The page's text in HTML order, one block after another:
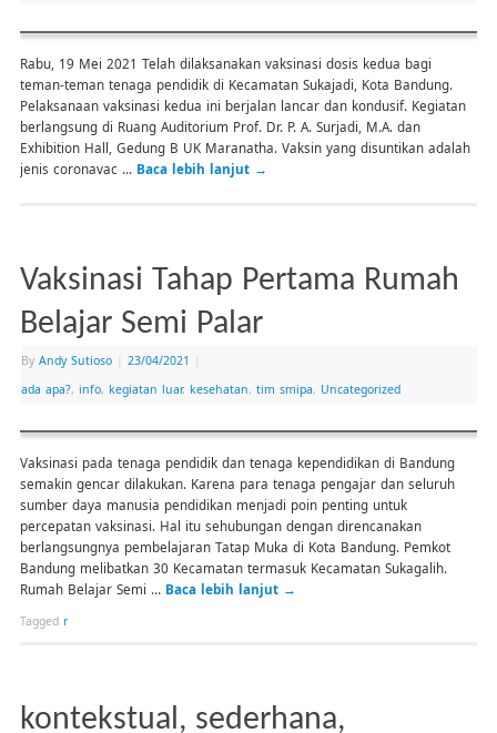
Rabu, 19 Mei 2021 Telah dilaksanakan vaksinasi dosis kedua bagi
teman-teman tenaga pendidik di Kecamatan Sukajadi, Kota Bandung.
Pelaksanaan vaksinasi kedua ini berjalan lancar dan kondusif. Kegiatan
berlangsung di Ruang Auditorium Prof. Dr. P. A. Surjadi, M.A. dan
Exhibition Hall, Gedung B UK Maranatha. Vaksin yang disuntikan adalah
jenis coronavac … Baca lebih lanjut →
Vaksinasi Tahap Pertama Rumah
Belajar Semi Palar
By Andy Sutioso 23/04/2021
ada apa?, info, kegiatan luar, kesehatan, tim smipa, Uncategorized
Vaksinasi pada tenaga pendidik dan tenaga kependidikan di Bandung
semakin gencar dilakukan. Karena para tenaga pengajar dan seluruh
sumber daya manusia pendidikan menjadi poin penting untuk
percepatan vaksinasi. Hal itu sehubungan dengan direncanakan
berlangsungnya pembelajaran Tatap Muka di Kota Bandung. Pemkot
Bandung melibatkan 30 Kecamatan termasuk Kecamatan Sukagalih.
Rumah Belajar Semi … Baca lebih lanjut →
Tagged r
kontekstual, sederhana,